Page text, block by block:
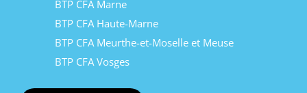
BTP CFA Marne
BTP CFA Haute-Marne
BTP CFA Meurthe-et-Moselle et Meuse
BTP CFA Vosges